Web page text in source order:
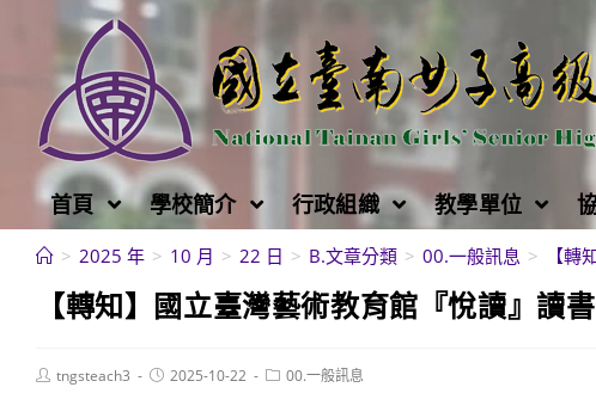
首頁 學校簡介 行政組織 教學單位
> 2025 年 > 10 月 > 22 日 > B.文章分類 > 00.一般訊息 > 【
【轉知】國立臺灣藝術教育館『悅讀』讀
Posttngsteach3
Post2025-10-22
Post00.一般訊息